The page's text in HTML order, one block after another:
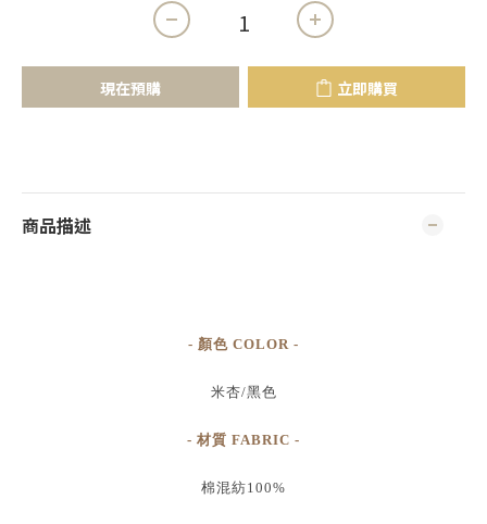
現在預購 立即購買
商品描述
- 顏色 COLOR -
米杏/黑色
- 材質 FABRIC -
棉混紡100%